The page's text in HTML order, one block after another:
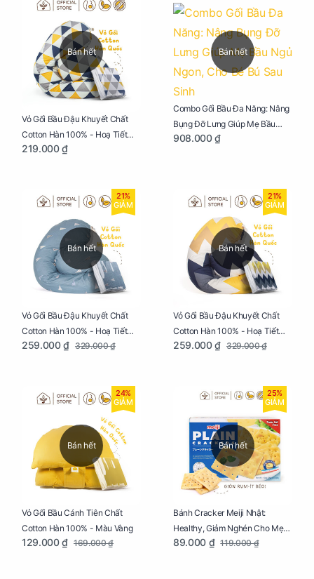
Bán hết
Vỏ Gối Bầu Đậu Khuyết Chất
Cotton Hàn 100% - Hoạ Tiết
Tam Giác
219.000 ₫
Bán hết
Combo Gối Bầu Đa Năng: Nâng
Bụng Đỡ Lưng Giúp Mẹ Bầu
Ngủ Ngon, Cho Bé Bú Sau Sinh
908.000 ₫
Bán hết
21%
GIẢM
Vỏ Gối Bầu Đậu Khuyết Chất
Cotton Hàn 100% - Hoạ Tiết
Thông Lạnh
259.000 ₫ 329.000 ₫
Bán hết
21%
GIẢM
Vỏ Gối Bầu Đậu Khuyết Chất
Cotton Hàn 100% - Hoạ Tiết
Ziczac
259.000 ₫ 329.000 ₫
Bán hết
24%
GIẢM
Vỏ Gối Bầu Cánh Tiên Chất
Cotton Hàn 100% - Màu Vàng
129.000 ₫ 169.000 ₫
Bán hết
25%
GIẢM
Bánh Cracker Meiji Nhật:
Healthy, Giảm Nghén Cho Mẹ
Bầu Hộp 104g
89.000 ₫ 119.000 ₫